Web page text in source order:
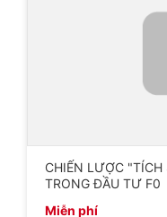
CHIẾN LƯỢC "TÍCH
TRONG ĐẦU TƯ F0
Miễn phí